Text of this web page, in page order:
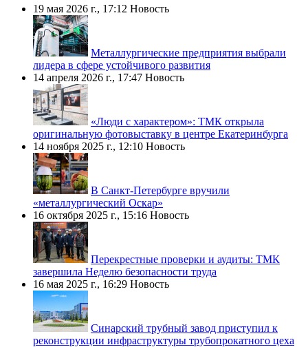
19 мая 2026 г., 17:12 Новость
Металлургические предприятия выбрали
лидера в сфере устойчивого развития
14 апреля 2026 г., 17:47 Новость
«Люди с характером»: ТМК открыла
оригинальную фотовыставку в центре Екатеринбурга
14 ноября 2025 г., 12:10 Новость
В Санкт-Петербурге вручили
«металлургический Оскар»
16 октября 2025 г., 15:16 Новость
Перекрестные проверки и аудиты: ТМК
завершила Неделю безопасности труда
16 мая 2025 г., 16:29 Новость
Синарский трубный завод приступил к
реконструкции инфраструктуры трубопрокатного цеха